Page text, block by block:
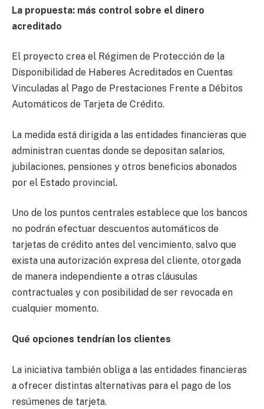
La propuesta: más control sobre el dinero
acreditado
El proyecto crea el Régimen de Protección de la
Disponibilidad de Haberes Acreditados en Cuentas
Vinculadas al Pago de Prestaciones Frente a Débitos
Automáticos de Tarjeta de Crédito.
La medida está dirigida a las entidades financieras que
administran cuentas donde se depositan salarios,
jubilaciones, pensiones y otros beneficios abonados
por el Estado provincial.
Uno de los puntos centrales establece que los bancos
no podrán efectuar descuentos automáticos de
tarjetas de crédito antes del vencimiento, salvo que
exista una autorización expresa del cliente, otorgada
de manera independiente a otras cláusulas
contractuales y con posibilidad de ser revocada en
cualquier momento.
Qué opciones tendrían los clientes
La iniciativa también obliga a las entidades financieras
a ofrecer distintas alternativas para el pago de los
resúmenes de tarjeta.